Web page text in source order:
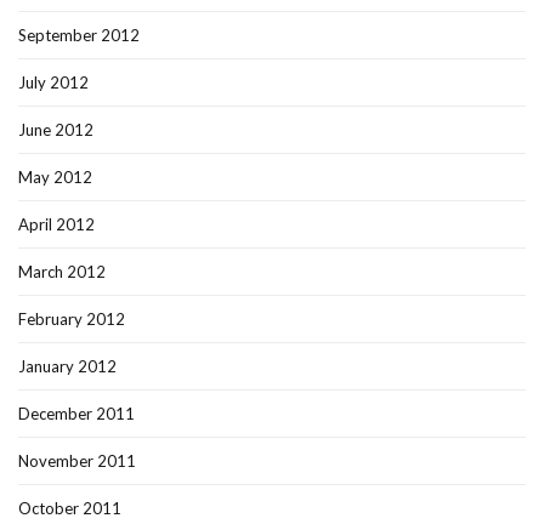
September 2012
July 2012
June 2012
May 2012
April 2012
March 2012
February 2012
January 2012
December 2011
November 2011
October 2011